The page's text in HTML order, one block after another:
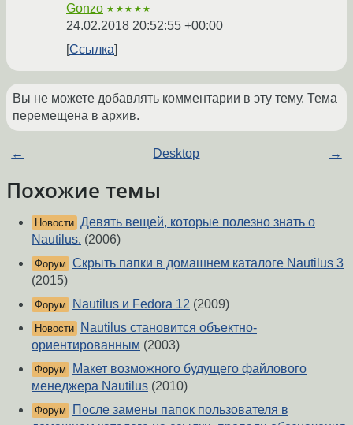
Gonzo ★★★★★
24.02.2018 20:52:55 +00:00
Ссылка
Вы не можете добавлять комментарии в эту тему. Тема
перемещена в архив.
← Desktop →
Похожие темы
Новости Девять вещей, которые полезно знать о
Nautilus. (2006)
Форум Скрыть папки в домашнем каталоге Nautilus 3
(2015)
Форум Nautilus и Fedora 12 (2009)
Новости
Nautilus становится объектно-
ориентированным (2003)
Форум
Макет возможного будущего файлового
менеджера Nautilus (2010)
Форум
После замены папок пользователя в